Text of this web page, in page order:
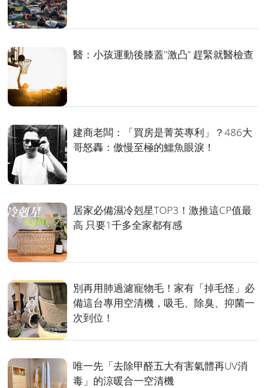
醫：小孩運動後膝蓋"激凸” 趕緊就醫檢查
建商老闆：「買房是菁英專利」？486大
哥怒轟：傲慢至極的鱷魚眼淚！
居家必備濕冷剋星TOP3！激推這CP值最
高 只要1千多全家都有感
別再用肺過濾寵物毛！家有「掉毛怪」必
備這台專用空清機，吸毛、除臭、抑菌一
次到位！
唯一先「去除甲醛五大有害氣體再UV消
毒」的涼暖合一空清機